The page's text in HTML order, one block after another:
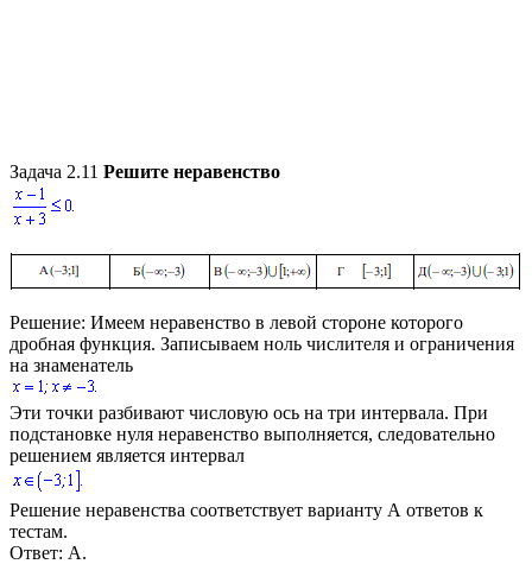
Задача 2.11 Решите неравенство
Решение: Имеем неравенство в левой стороне которого
дробная функция. Записываем ноль числителя и ограничения
на знаменатель
Эти точки разбивают числовую ось на три интервала. При
подстановке нуля неравенство выполняется, следовательно
решением является интервал
Решение неравенства соответствует варианту А ответов к
тестам.
Ответ: A.